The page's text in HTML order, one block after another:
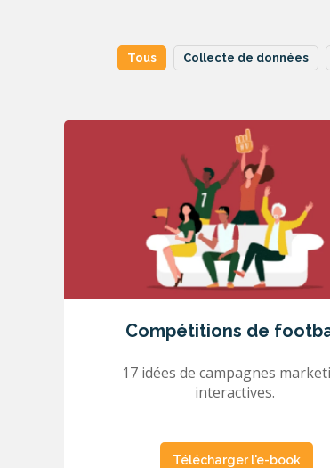
Tous Collecte de données
Compétitions de
17 idées de campagnes
interactives.
Télécharger l'e-book